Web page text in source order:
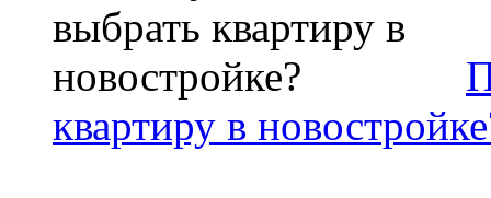
квартиру в